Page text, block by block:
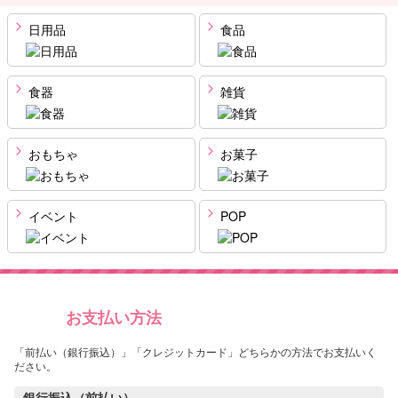
日用品 食品
食器 雑貨
おもちゃ お菓子
イベント POP
お支払い方法
「前払い（銀行振込）」「クレジットカード」どちらかの方法でお支払いく
ださい。